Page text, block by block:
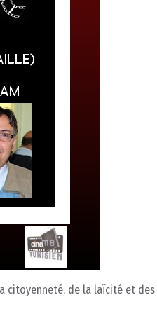
citoyenneté, de la laïcité et des